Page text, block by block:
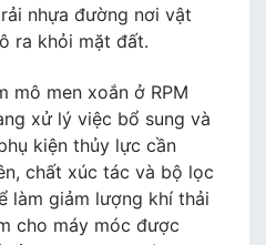
nhựa đường nơi vật
ra khỏi mặt đất.
mô men xoắn ở RPM
xử lý việc bổ sung và
kiện thủy lực cần
chất xúc tác và bộ lọc
làm giảm lượng khí thải
cho máy móc được